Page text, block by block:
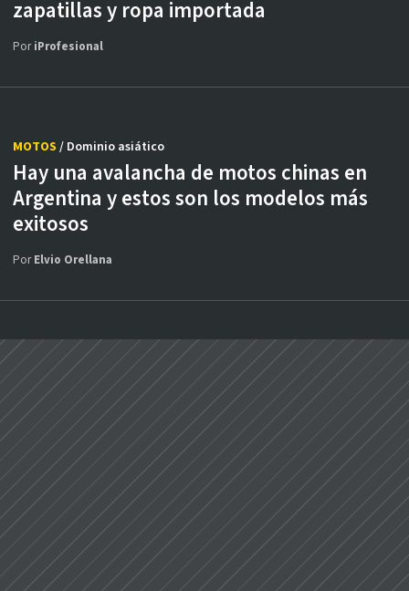
zapatillas y ropa importada
PoriProfesional
Hay una avalancha de motos chinas en
Argentina y estos son los modelos más
exitosos
MOTOS / Dominio asiático
PorElvio Orellana